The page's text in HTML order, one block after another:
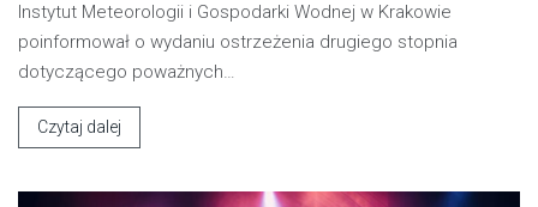
Instytut Meteorologii i Gospodarki Wodnej w Krakowie
poinformował o wydaniu ostrzeżenia drugiego stopnia
dotyczącego poważnych…
Czytaj dalej